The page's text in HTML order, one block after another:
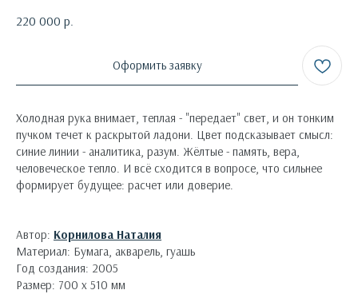
220 000 р.
Оформить заявку
Холодная рука внимает, теплая - "передает" свет, и он тонким
пучком течет к раскрытой ладони. Цвет подсказывает смысл:
синие линии - аналитика, разум. Жёлтые - память, вера,
человеческое тепло. И всё сходится в вопросе, что сильнее
формирует будущее: расчет или доверие.
Автор: Корнилова Наталия
Материал: Бумага, акварель, гуашь
Год создания: 2005
Размер: 700 х 510 мм